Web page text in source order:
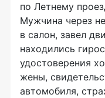
по Летнему
Мужчина через
в салон, завел
находились
удостоверения
жены,
автомобиля,